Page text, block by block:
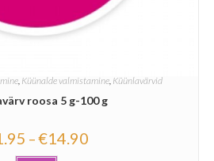
, Küünalde valmistamine, Küünlavärvid
roosa 5 g-100 g
–€14.90